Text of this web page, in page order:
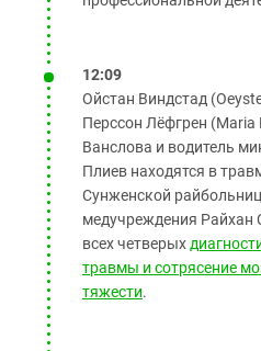
12:09
Ойстан Виндстад
Перссон Лёфгрен (Maria
Ванслова и водитель
Плиев находятся в
Сунженской
медучреждения Райхан
всех четверых
травмы и сотрясение
тяжести.